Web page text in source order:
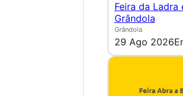
Feira da Ladra
Grândola
Grândola
29 Ago 2026